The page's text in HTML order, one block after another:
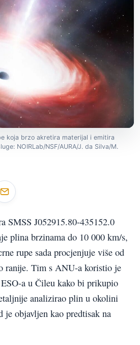
koja brzo akretira materijal i emitira
NOIRLab/NSF/AURA/J. da Silva/M.
SMSS J052915.80-435152.0
plina brzinama do 10 000 km/s,
rupe sada procjenjuje više od
ranije. Tim s ANU-a koristio je
a u Čileu kako bi prikupio
analizirao plin u okolini
je objavljen kao predtisak na